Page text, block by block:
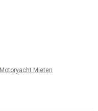
Motoryacht Mieten